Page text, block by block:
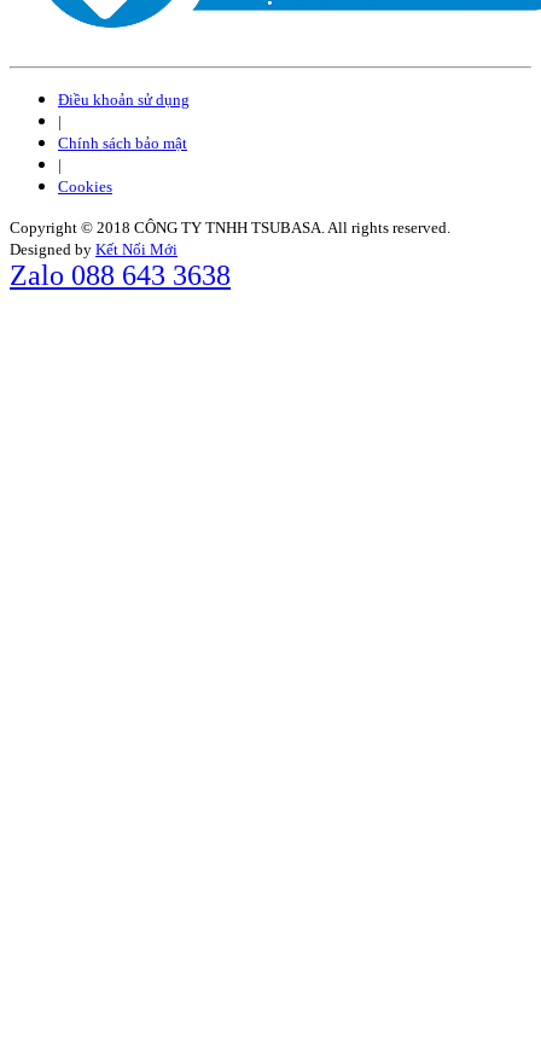
Điều khoản sử dụng
|
Chính sách bảo mật
|
Cookies
Copyright © 2018 CÔNG TY TNHH TSUBASA. All rights reserved.
Designed by Kết Nối Mới
Zalo 088 643 3638